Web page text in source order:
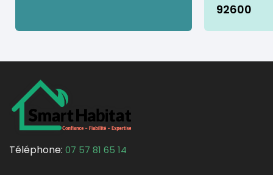
92600
Téléphone: 07 57 81 65 14